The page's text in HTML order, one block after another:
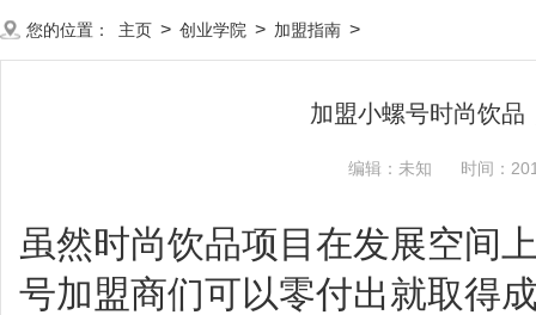
您的位置： 主页 > 创业学院 > 加盟指南 >
加盟小螺号时尚饮品
编辑：未知 时间：
虽然时尚饮品项目在发展空间
号加盟商们可以零付出就取得